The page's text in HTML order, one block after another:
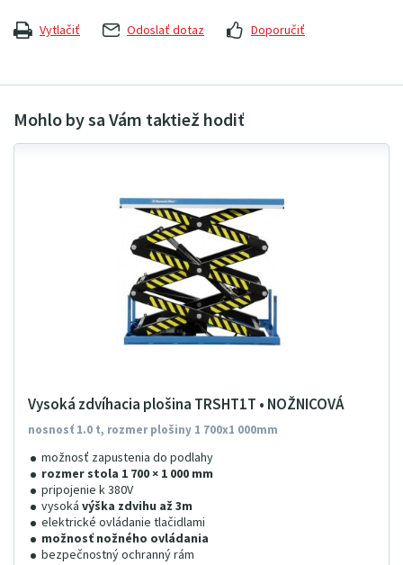
Vytlačiť Odoslať dotaz Doporučiť
Vysoká zdvíhacia plošina TRSHT1T • NOŽNICOVÁ
nosnosť 1.0 t, rozmer plošiny 1 700x1 000mm
možnosť zapustenia do podlahy
rozmer stola 1 700 × 1 000 mm
pripojenie k 380V
vysoká výška zdvihu až 3m
elektrické ovládanie tlačidlami
možnosť nožného ovládania
bezpečnostný ochranný rám